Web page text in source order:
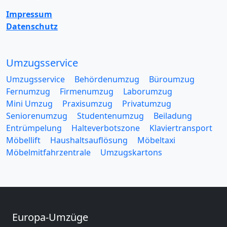
Impressum
Datenschutz
Umzugsservice
Umzugsservice Behördenumzug
Büroumzug
Fernumzug
Firmenumzug
Laborumzug
Mini Umzug
Praxisumzug
Privatumzug
Seniorenumzug
Studentenumzug
Beiladung
Entrümpelung
Halteverbotszone
Klaviertransport
Möbellift
Haushaltsauflösung
Möbeltaxi
Möbelmitfahrzentrale
Umzugskartons
Europa-Umzüge